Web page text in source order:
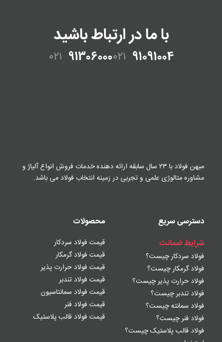
میهن فولاد با ۲۳ سال سابقه ارائه دهنده خدمات فروش
انواع آلیاژ و
مشاوره متالوژی علمی و تجربی در زمینه انتخاب فولاد می باشد.
دسترسی سریع
شرایط ضمانت
فولاد سردکار چیست؟
فولاد گرمکار چیست؟
فولاد حرارت پذیر چیست؟
فولاد تندبر چیست؟
فولاد سمانته چیست؟
فولاد فنر چیست؟
فولاد قالب پلاستیک چیست؟
محصولات
قیمت فولاد سردکار
قیمت فولاد گرمکار
قیمت فولاد حرارت پذیر
قیمت فولاد تندبر
قیمت فولاد سمانتاسیون
قیمت فولاد فنر
قیمت فولاد قالب پلاستیک
با ما در ارتباط باشید
۰۲۱ 91091004 ۰۲۱ 91306000